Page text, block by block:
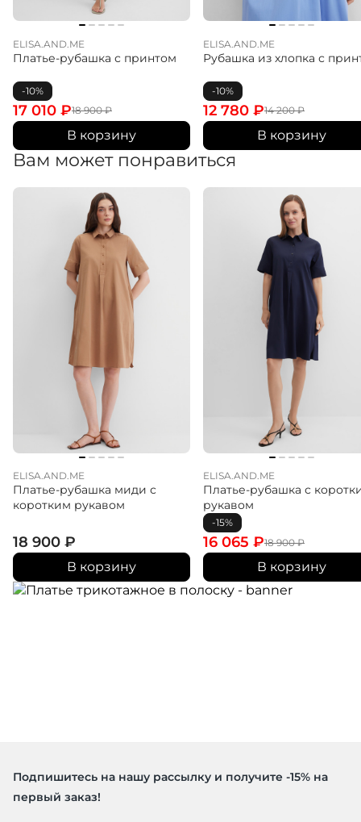
ELISA.AND.ME
Платье-рубашка с принтом
-10%
18 900₽
17 010 ₽
В корзину
ELISA.AND.ME
Рубашка из хлопка с
-10%
14 200₽
12 780 ₽
В корзину
Вам может понравиться
ELISA.AND.ME
Платье-рубашка миди с
коротким рукавом
18 900 ₽
В корзину
ELISA.AND.ME
Платье-рубашка с
рукавом
-15%
18 900₽
16 065 ₽
В корзину
Подпишитесь на нашу рассылку и получите -15% на
первый заказ!